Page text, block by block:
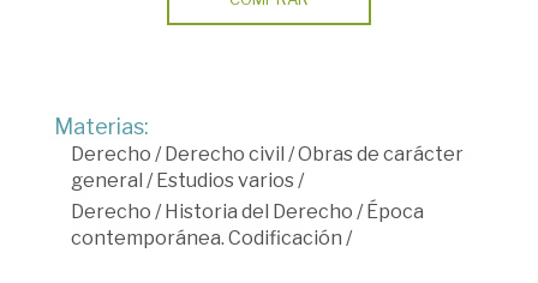
Materias:
Derecho / Derecho civil /Obras de carácter
general / Estudios varios/
Derecho / Historia del Derecho / Época
contemporánea. Codificación /